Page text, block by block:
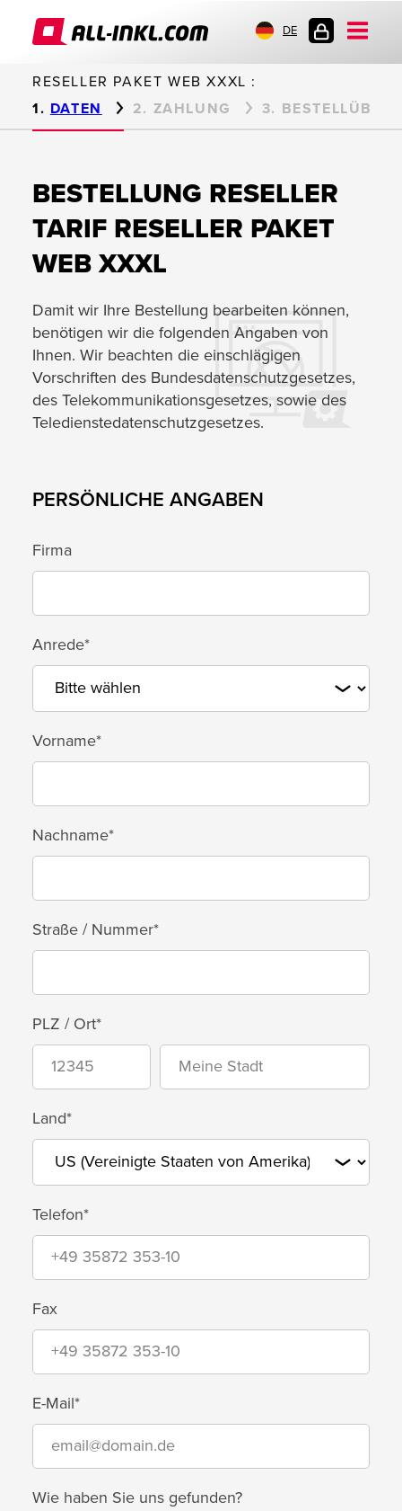
DE
RESELLER PAKET WEB XXXL :
DATEN
ZAHLUNG
BESTELLUNG RESELLER
TARIF RESELLER PAKET
WEB XXXL
Damit wir Ihre Bestellung bearbeiten können,
benötigen wir die folgenden Angaben von
Ihnen. Wir beachten die einschlägigen
Vorschriften des Bundesdatenschutzgesetzes,
des Telekommuni­kationsgesetzes, sowie des
Teledienstedatenschutzgesetzes.
PERSÖNLICHE ANGABEN
Firma
Anrede*
Vorname*
Nachname*
Straße / Nummer*
PLZ / Ort*
Land*
Telefon*
Fax
E-Mail*
Wie haben Sie uns gefunden?